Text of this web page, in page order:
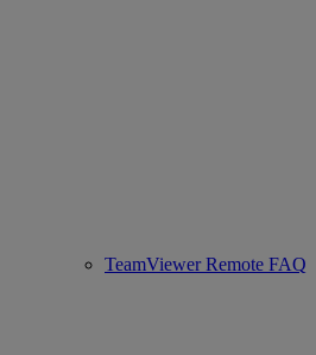
TeamViewer Remote FAQ